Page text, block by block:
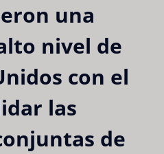
una
nivel de
con el
las
de